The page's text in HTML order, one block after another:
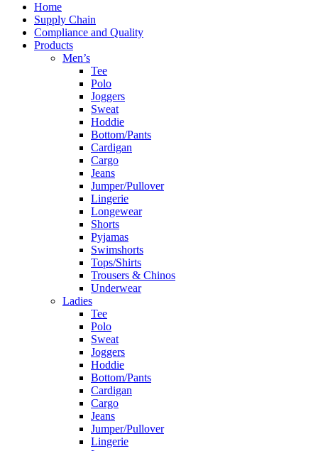
Home
Supply Chain
Compliance and Quality
Products
Men’s
Tee
Polo
Joggers
Sweat
Hoddie
Bottom/Pants
Cardigan
Cargo
Jeans
Jumper/Pullover
Lingerie
Longewear
Shorts
Pyjamas
Swimshorts
Tops/Shirts
Trousers & Chinos
Underwear
Ladies
Tee
Polo
Sweat
Joggers
Hoddie
Bottom/Pants
Cardigan
Cargo
Jeans
Jumper/Pullover
Lingerie